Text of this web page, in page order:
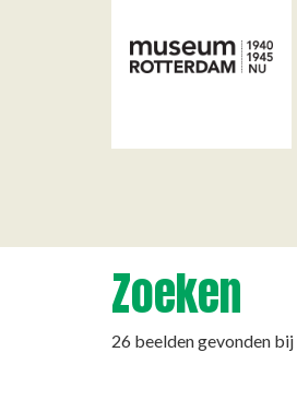
Zoeken
26 beelden gevonden bij